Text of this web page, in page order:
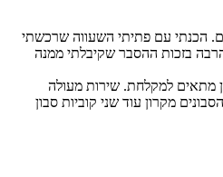
הכנתי עם פתיתי השעווה שרכשתי
בזכות ההסבר שקיבלתי ממנה
מתאים למקלחת. שירות מעולה
מקרון עוד שני קוביות סבון